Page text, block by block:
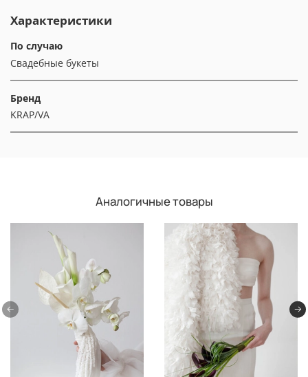
Характеристики
По случаю
Свадебные букеты
Бренд
KRAP/VA
Аналогичные товары